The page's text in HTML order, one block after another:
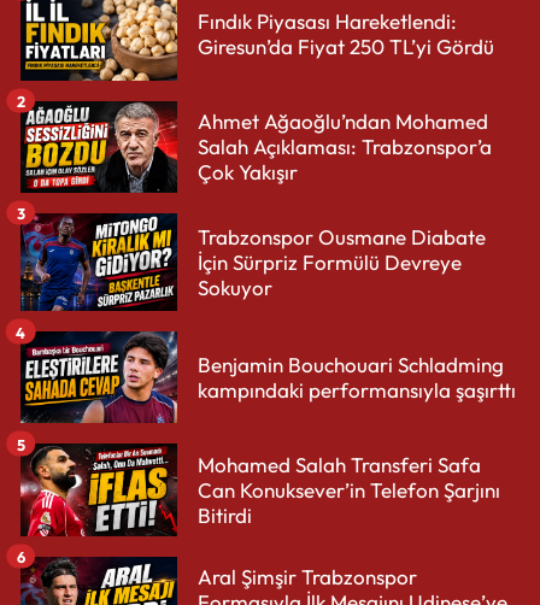
Fındık Piyasası Hareketlendi:
Giresun’da Fiyat 250 TL’yi Gördü
Ahmet Ağaoğlu’ndan Mohamed
Salah Açıklaması: Trabzonspor’a
Çok Yakışır
2
Trabzonspor Ousmane Diabate
İçin Sürpriz Formülü Devreye
Sokuyor
3
Benjamin Bouchouari Schladming
kampındaki performansıyla şaşırttı
4
Mohamed Salah Transferi Safa
Can Konuksever’in Telefon Şarjını
Bitirdi
5
Aral Şimşir Trabzonspor
6